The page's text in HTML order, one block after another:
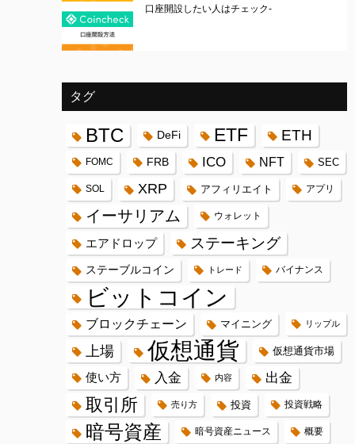
口座開設したい人はチェック-
タグ
BTC DeFi ETF ETH
FOMC FRB ICO NFT SEC
SOL XRP アフィリエイト アプリ
イーサリアム ウォレット
エアドロップ ステーキング
ステーブルコイン トレード バイナンス
ビットコイン
ブロックチェーン マイニング リップル
上場 仮想通貨 仮想通貨市場
使い方 入金 内容 出金
取引所 売り方 投資 投資戦略
暗号資産 暗号資産ニュース 概要